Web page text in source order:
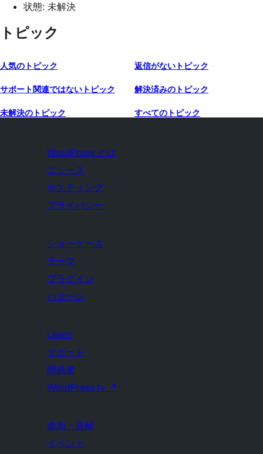
状態: 未解決
トピック
人気のトピック 返信がないトピック
サポート関連ではないトピック 解決済みのトピック
未解決のトピック すべてのトピック
WordPress とは
ニュース
ホスティング
プライバシー
ショーケース
テーマ
プラグイン
パターン
Learn
サポート
開発者
WordPress.tv ↗
参加・貢献
イベント